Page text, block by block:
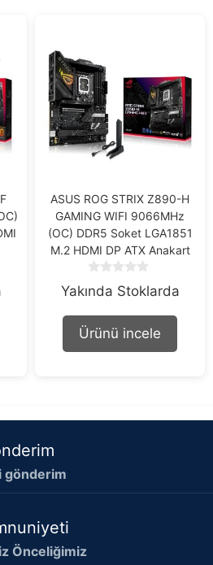
ASUS ROG STRIX Z890-H
GAMING WIFI 9066MHz
(OC) DDR5 Soket LGA1851
M.2 HDMI DP ATX Anakart
o
o
f
Yakında Stoklarda
Ürünü incele
gönderim
Önceliğimiz